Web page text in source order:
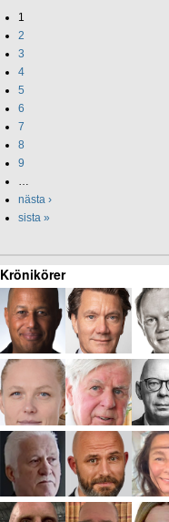
1
2
3
4
5
6
7
8
9
nästa ›
sista »
Krönikörer